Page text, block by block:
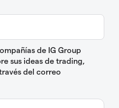
de IG Group
sus ideas de trading,
del correo